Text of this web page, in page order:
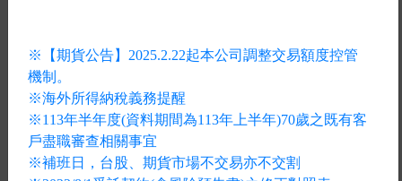
槓桿交易商
差價契約
※【期貨公告】 2025.2.22起本公司調整交易額度控管
機制 。
※海外所得納稅義務提醒
※113年半年度(資料期間為113年上半年)70歲之既有客
戶盡職審查相關事宜
※補班日，台股、期貨市場不交易亦不交割